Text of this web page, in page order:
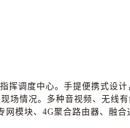
挥调度中心。手提便携式设
场情况。多种音视频、无线
网模块、4G聚合路由器、融